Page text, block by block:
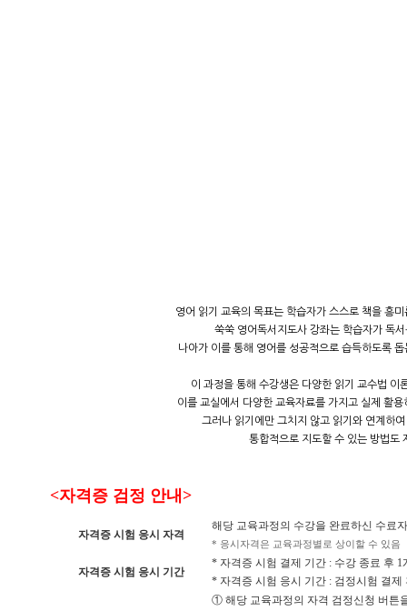
영어 읽기 교육의 목표는 학습자가 스스로 책을 흥
쑥쑥 영어독서지도사 강좌는 학습자가 독
나아가 이를 통해 영어를 성공적으로 습득하도록
이 과정을 통해 수강생은 다양한 읽기 교수법 이
이를 교실에서 다양한 교육자료를 가지고 실제 활
그러나 읽기에만 그치지 않고 읽기와 연계하
통합적으로 지도할 수 있는 방법도
<자격증 검정 안내>
자격증 시험 응시 자격
해당 교육과정의 수강을 완료하신 수료
* 응시자격은 교육과정별로 상이할 수 있음
자격증 시험 응시 기간
* 자격증 시험 결제 기간 : 수강 종료 후 1
* 자격증 시험 응시 기간 : 검정시험 결제
① 해당 교육과정의 자격 검정신청 버튼